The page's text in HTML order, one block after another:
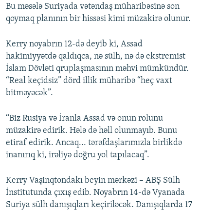
Bu məsələ Suriyada vətəndaş müharibəsinə son
qoymaq planının bir hissəsi kimi müzakirə olunur.
Kerry noyabrın 12-də deyib ki, Assad
hakimiyyətdə qaldıqca, nə sülh, nə də ekstremist
İslam Dövləti qruplaşmasının məhvi mümkündür.
“Real keçidsiz” dörd illik müharibə “heç vaxt
bitməyəcək”.
“Biz Rusiya və İranla Assad və onun rolunu
müzakirə edirik. Hələ də həll olunmayıb. Bunu
etiraf edirik. Ancaq... tərəfdaşlarımızla birlikdə
inanırıq ki, irəliyə doğru yol tapılacaq”.
Kerry Vaşinqtondakı beyin mərkəzi – ABŞ Sülh
İnstitutunda çıxış edib. Noyabrın 14-də Vyanada
Suriya sülh danışıqları keçiriləcək. Danışıqlarda 17